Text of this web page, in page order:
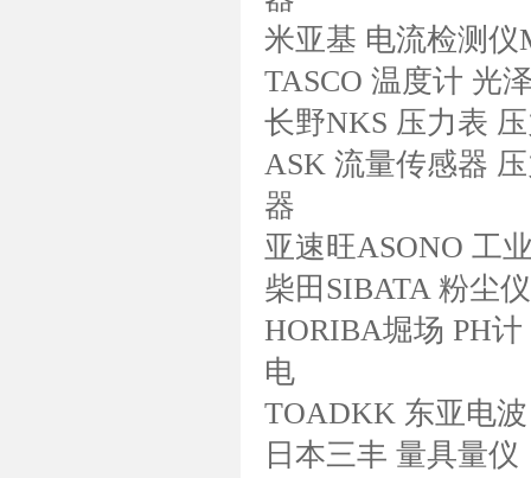
米亚基 电流检测
TASCO 温度计 光
长野NKS 压力表
ASK 流量传感器
器
亚速旺ASONO 工
柴田SIBATA 粉尘
HORIBA堀场 PH
电
TOADKK 东亚电
日本三丰 量具量